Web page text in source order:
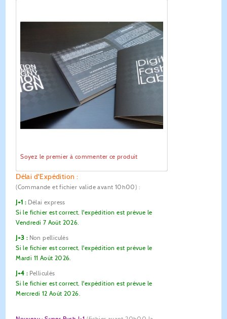
Soyez le premier à commenter ce produit
Délai d'Expédition :
(Commande et fichier valide avant 10h00) :
J+1 : Délai express
Si le fichier est correct, l'expédition est prévue le
Vendredi 7 Août 2026.
J+3 : Non pelliculés
Si le fichier est correct, l'expédition est prévue le
Mardi 11 Août 2026.
J+4 : Pelliculés
Si le fichier est correct, l'expédition est prévue le
Mercredi 12 Août 2026.